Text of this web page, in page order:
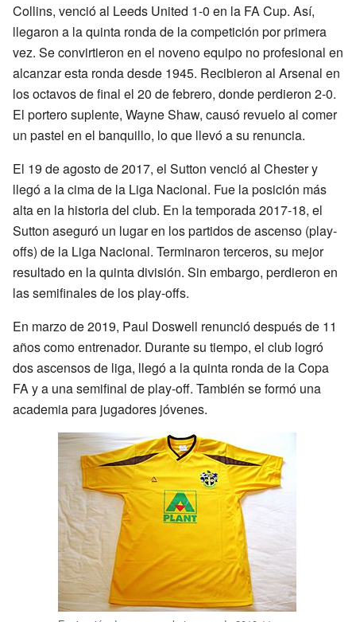
Collins, venció al Leeds United 1-0 en la FA Cup. Así,
llegaron a la quinta ronda de la competición por primera
vez. Se convirtieron en el noveno equipo no profesional en
alcanzar esta ronda desde 1945. Recibieron al Arsenal en
los octavos de final el 20 de febrero, donde perdieron 2-0.
El portero suplente, Wayne Shaw, causó revuelo al comer
un pastel en el banquillo, lo que llevó a su renuncia.
El 19 de agosto de 2017, el Sutton venció al Chester y
llegó a la cima de la Liga Nacional. Fue la posición más
alta en la historia del club. En la temporada 2017-18, el
Sutton aseguró un lugar en los partidos de ascenso (play-
offs) de la Liga Nacional. Terminaron terceros, su mejor
resultado en la quinta división. Sin embargo, perdieron en
las semifinales de los play-offs.
En marzo de 2019, Paul Doswell renunció después de 11
años como entrenador. Durante su tiempo, el club logró
dos ascensos de liga, llegó a la quinta ronda de la Copa
FA y a una semifinal de play-off. También se formó una
academia para jugadores jóvenes.